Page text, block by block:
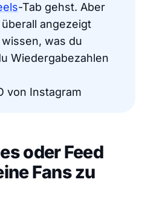
-Tab gehst. Aber
angezeigt
was du
Wiedergabezahlen
von Instagram
oder Feed
Fans zu